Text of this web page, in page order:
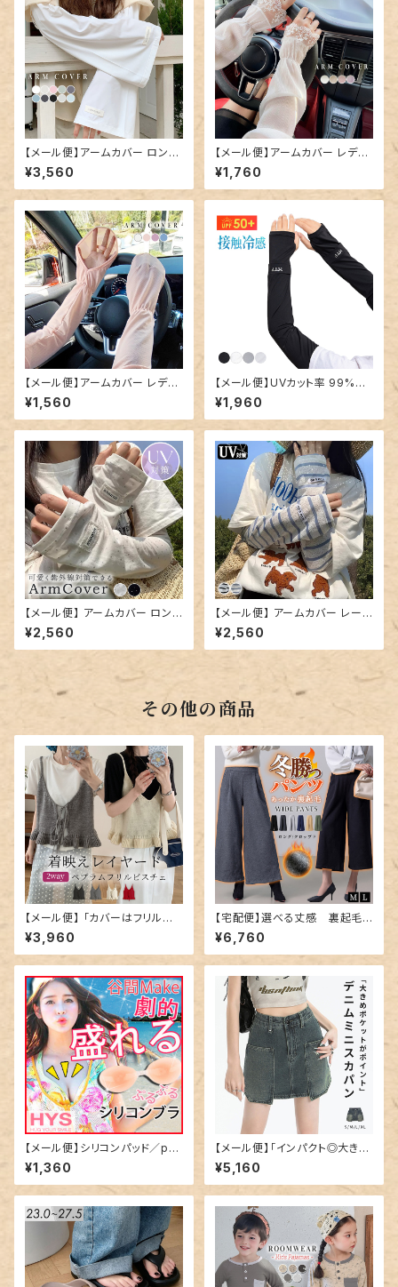
【メール便】アームカバー ロング
レディース 紫外線対策 腕カバ
ー／glove183
¥3,560
【メール便】アームカバー レディ
ース UV ロング 春／glove184
¥1,760
【メール便】アームカバー レディ
ース グローブ 紫外線対策 日焼
け対策／glove185
¥1,560
【メール便】UVカット率 99%以
上 アームカバー レディース グ
ローブ／glove186
¥1,960
【メール便】 アームカバー ロン
グ レディース グローブ／glove
196
¥2,560
【メール便】 アームカバー レー
ス ボーダー ロング／glove19
7
¥2,560
その他の商品
【メール便】 「カバーはフリルに
混ぜる」ニットビスチェ ペプラム
フリル キャミソール／tops241
2
¥3,960
【宅配便】選べる丈感 裏起毛タ
ックワイドパンツ 暖パン／pant
s591
¥6,760
【メール便】シリコンパッド／pa
d-002
¥1,360
【メール便】「インパクト◎大き目
ポケット」デニム ミニスカート 韓
国ファッション デニムスカート ミ
ニ／skirt070
¥5,160